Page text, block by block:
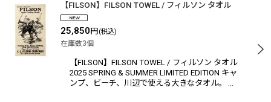
【FILSON】FILSON TOWEL / フィルソン タオル
25,850 円 (税込)
在庫数3個
【FILSON】FILSON TOWEL / フィルソン タオル
2025 SPRING & SUMMER LIMITED EDITION キャ
ンプ、ビーチ、川辺で使える大きなタオル。 …